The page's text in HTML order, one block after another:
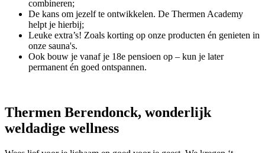
combineren;
De kans om jezelf te ontwikkelen. De Thermen Academy
helpt je hierbij;
Leuke extra’s! Zoals korting op onze producten én genieten in
onze sauna's.
Ook bouw je vanaf je 18e pensioen op – kun je later
permanent én goed ontspannen.
Thermen Berendonck, wonderlijk
weldadige wellness